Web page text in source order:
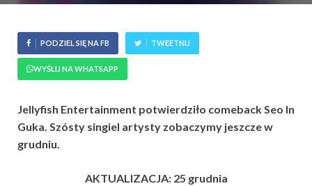
PODZIEL SIĘ NA FB TWEETNIJ
WYŚLIJ NA WHATSAPP
Jellyfish Entertainment potwierdziło comeback Seo In
Guka. Szósty singiel artysty zobaczymy jeszcze w
grudniu.
AKTUALIZACJA: 25 grudnia